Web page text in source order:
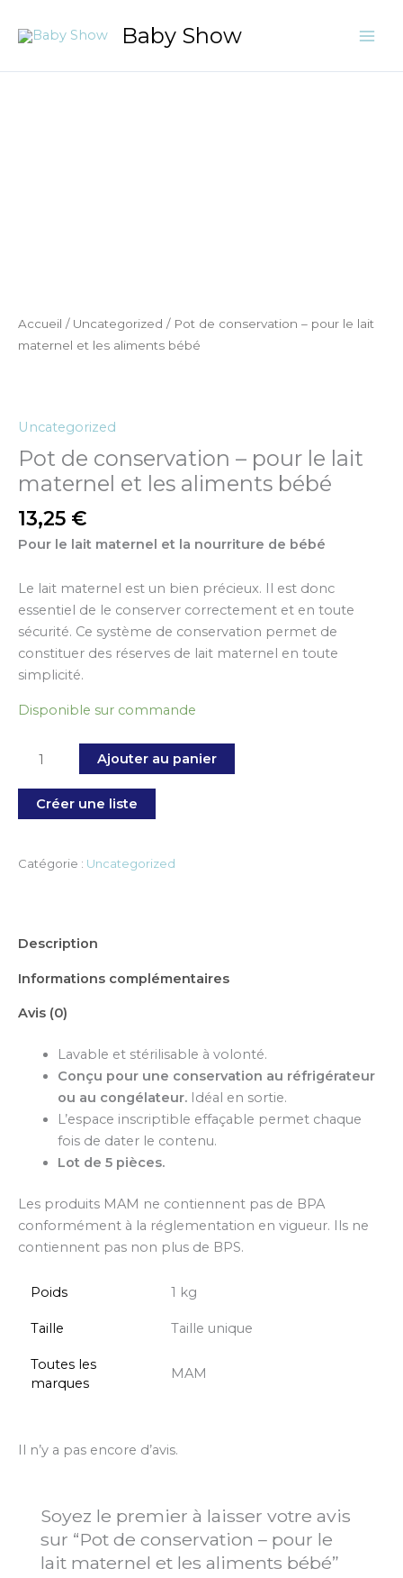
Baby Show
Accueil / Uncategorized / Pot de conservation – pour le lait
maternel et les aliments bébé
Uncategorized
Pot de conservation – pour le lait
maternel et les aliments bébé
13,25 €
Pour le lait maternel et la nourriture de bébé
Le lait maternel est un bien précieux. Il est donc
essentiel de le conserver correctement et en toute
sécurité. Ce système de conservation permet de
constituer des réserves de lait maternel en toute
simplicité.
Disponible sur commande
et
les
Ajouter au panier
Créer une liste
Catégorie : Uncategorized
Description
Informations complémentaires
Avis (0)
Lavable et stérilisable à volonté.
Conçu pour une conservation au réfrigérateur
ou au congélateur.Idéal en sortie.
L’espace inscriptible effaçable permet chaque
fois de dater le contenu.
Lot de 5 pièces.
Les produits MAM ne contiennent pas de BPA
conformément à la réglementation en vigueur. Ils ne
contiennent pas non plus de BPS.
Poids 1 kg
Taille Taille unique
Toutes les
marques
MAM
Il n’y a pas encore d’avis.
Soyez le premier à laisser votre avis
sur “Pot de conservation – pour le
lait maternel et les aliments bébé”